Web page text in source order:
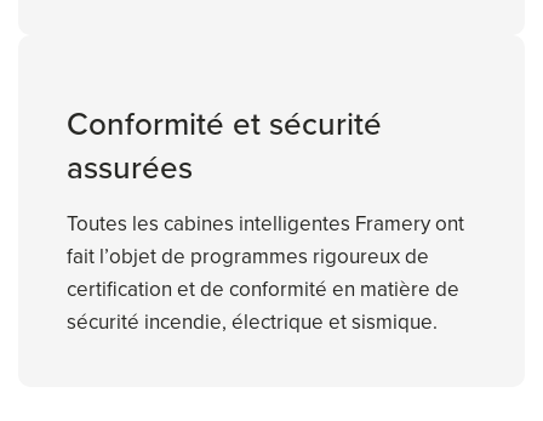
Conformité et sécurité
assurées
Toutes les cabines intelligentes Framery ont
fait l’objet de programmes rigoureux de
certification et de conformité en matière de
sécurité incendie, électrique et sismique.